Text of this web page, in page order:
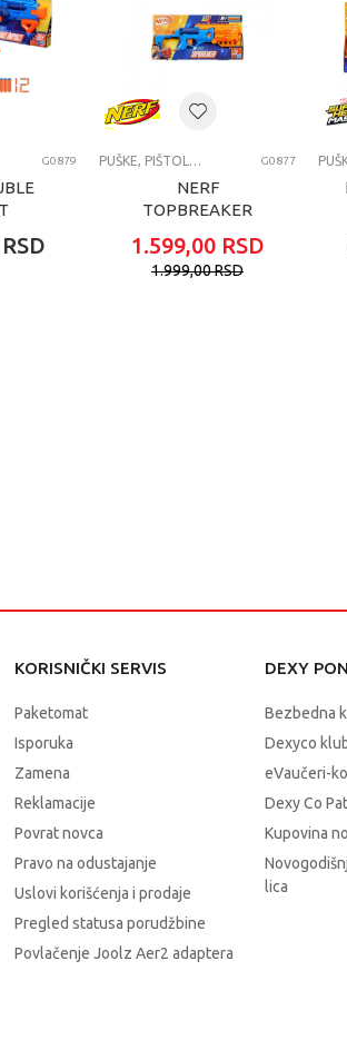
G0879
RSD
PUŠKE, PIŠTOLJI, BLASTERI I MAČEVI G0877
NERF
TOPBREAKER
1.599,00 RSD
1.999,00RSD
KORISNIČKI SERVIS
Paketomat
Isporuka
Zamena
Reklamacije
Povrat novca
Pravo na odustajanje
Uslovi korišćenja i prodaje
Pregled statusa porudžbine
Povlačenje Joolz Aer2 adaptera
DEXY
Bezbedna
Dexyco
eVaučeri-
Dexy Co
Kupovina
lica